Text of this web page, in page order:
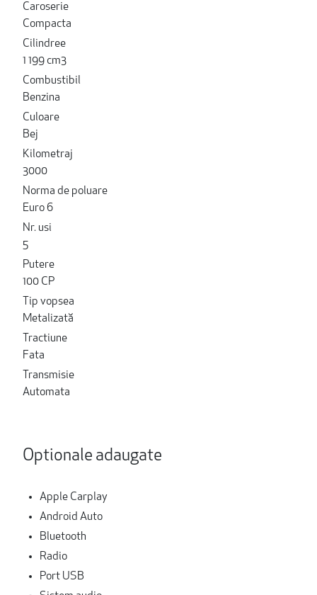
Caroserie
Compacta
Cilindree
1 199 cm3
Combustibil
Benzina
Culoare
Bej
Kilometraj
3000
Norma de poluare
Euro 6
Nr. usi
5
Putere
100 CP
Tip vopsea
Metalizată
Tractiune
Fata
Transmisie
Automata
Optionale adaugate
Apple Carplay
Android Auto
Bluetooth
Radio
Port USB